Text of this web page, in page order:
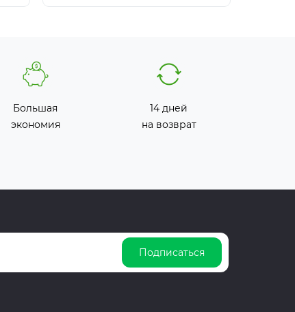
Большая
экономия
14 дней
на возврат
Подписаться